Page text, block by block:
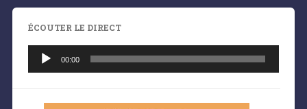
ÉCOUTER LE DIRECT
audio
00:00